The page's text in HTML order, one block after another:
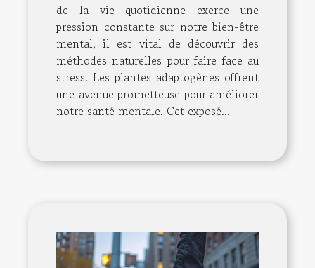
de la vie quotidienne exerce une
pression constante sur notre bien-être
mental, il est vital de découvrir des
méthodes naturelles pour faire face au
stress. Les plantes adaptogènes offrent
une avenue prometteuse pour améliorer
notre santé mentale. Cet exposé...